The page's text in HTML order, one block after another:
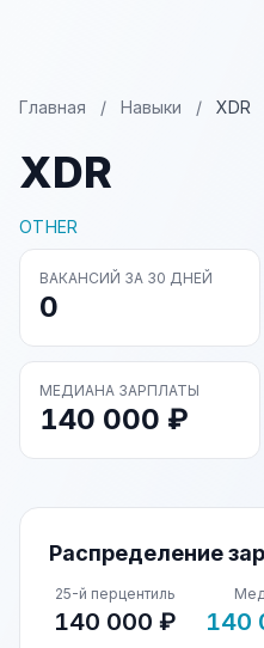
Главная / Навыки / XDR
XDR
OTHER
ВАКАНСИЙ ЗА 30 ДНЕЙ
0
МЕДИАНА ЗАРПЛАТЫ
140 000 ₽
Распределение
25-й перцентиль
140 000 ₽ 140